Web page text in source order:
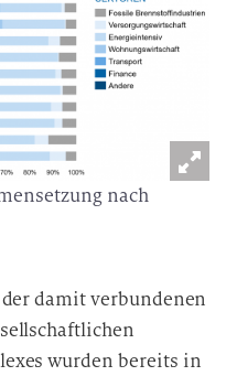
nach
damit verbundenen
wurden bereits in